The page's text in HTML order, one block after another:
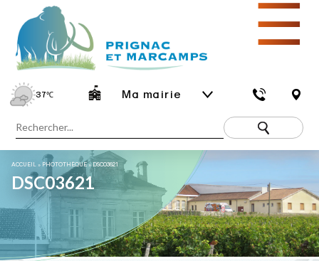
37℃ Ma mairie
☰
ACCUEIL » PHOTOTHÈQUE»DSC03621
DSC03621